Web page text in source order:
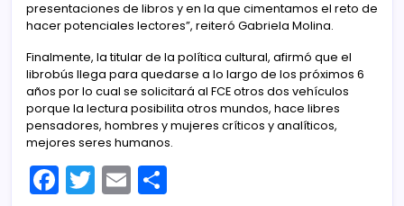
presentaciones de libros y en la que cimentamos el reto de
hacer potenciales lectores”, reiteró Gabriela Molina.
Finalmente, la titular de la política cultural, afirmó que el
librobús llega para quedarse a lo largo de los próximos 6
años por lo cual se solicitará al FCE otros dos vehículos
porque la lectura posibilita otros mundos, hace libres
pensadores, hombres y mujeres críticos y analíticos,
mejores seres humanos.
F T E